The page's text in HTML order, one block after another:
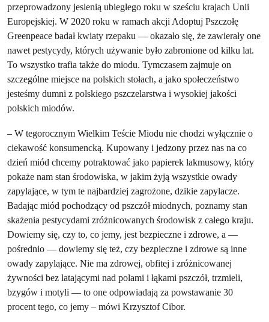
przeprowadzony jesienią ubiegłego roku w sześciu krajach Unii
Europejskiej. W 2020 roku w ramach akcji Adoptuj Pszczołę
Greenpeace badał kwiaty rzepaku — okazało się, że zawierały one
nawet pestycydy, których używanie było zabronione od kilku lat.
To wszystko trafia także do miodu. Tymczasem zajmuje on
szczególne miejsce na polskich stołach, a jako społeczeństwo
jesteśmy dumni z polskiego pszczelarstwa i wysokiej jakości
polskich miodów.
– W tegorocznym Wielkim Teście Miodu nie chodzi wyłącznie o
ciekawość konsumencką. Kupowany i jedzony przez nas na co
dzień miód chcemy potraktować jako papierek lakmusowy, który
pokaże nam stan środowiska, w jakim żyją wszystkie owady
zapylające, w tym te najbardziej zagrożone, dzikie zapylacze.
Badając miód pochodzący od pszczół miodnych, poznamy stan
skażenia pestycydami zróżnicowanych środowisk z całego kraju.
Dowiemy się, czy to, co jemy, jest bezpieczne i zdrowe, a —
pośrednio — dowiemy się też, czy bezpieczne i zdrowe są inne
owady zapylające. Nie ma zdrowej, obfitej i zróżnicowanej
żywności bez latającymi nad polami i łąkami pszczół, trzmieli,
bzygów i motyli — to one odpowiadają za powstawanie 30
procent tego, co jemy – mówi Krzysztof Cibor.